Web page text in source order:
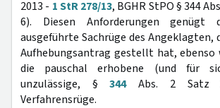
2013 - 1 StR 278/13, BGHR StPO § 344
6). Diesen Anforderungen genügt
ausgeführte Sachrüge des Angeklagten,
Aufhebungsantrag gestellt hat, ebenso
die pauschal erhobene (und für
unzulässige, §344Abs. 2 Satz
Verfahrensrüge.